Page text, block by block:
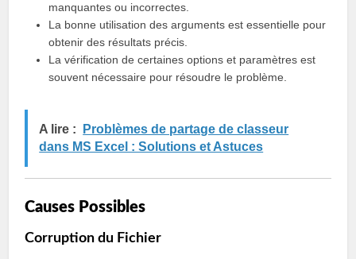
manquantes ou incorrectes.
La bonne utilisation des arguments est essentielle pour
obtenir des résultats précis.
La vérification de certaines options et paramètres est
souvent nécessaire pour résoudre le problème.
A lire :
Problèmes de partage de classeur
dans MS Excel : Solutions et Astuces
Causes Possibles
Corruption du Fichier